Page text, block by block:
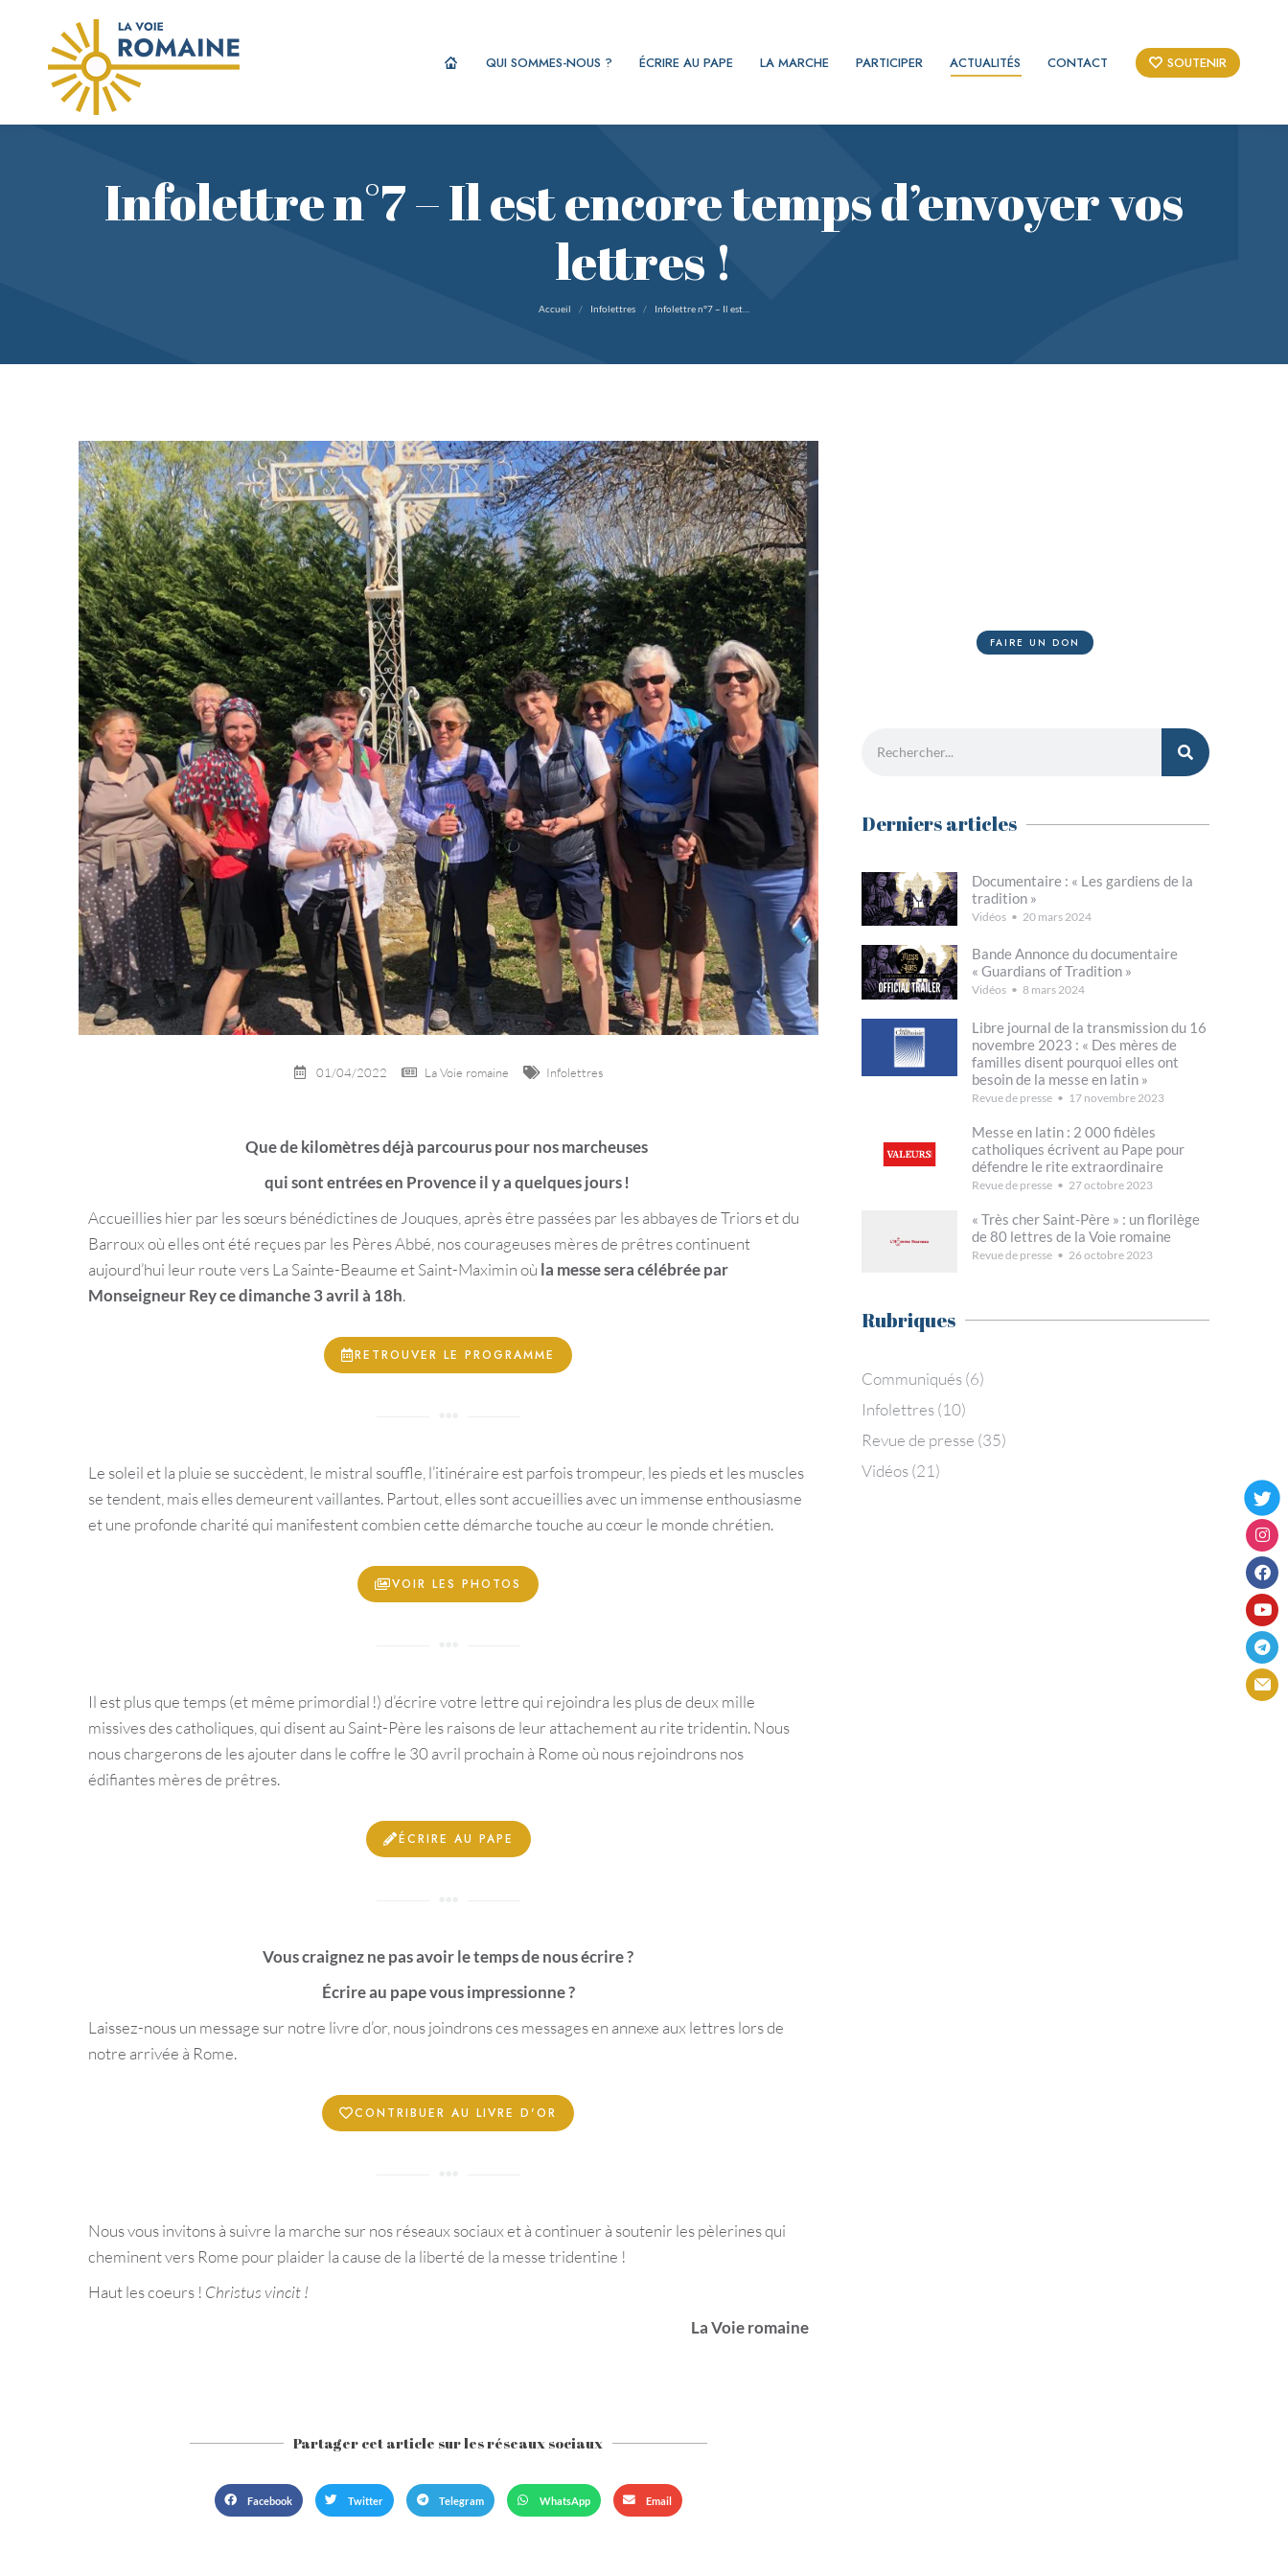
QUI SOMMES-NOUS ? ÉCRIRE AU PAPE LA MARCHE PARTICIPER ACTUALITÉS CONTACT SOUTENIR
Infolettre n°7 – Il est encore temps d’envoyer vos
lettres !
Vous êtes ici :
Accueil Infolettres Infolettre n°7 – Il est…
01/04/2022 La Voie romaine Infolettres
Que de kilomètres déjà parcourus pour nos marcheuses
qui sont entrées en Provence il y a quelques jours !
Accueillies hier par les sœurs bénédictines de Jouques, après être passées par les abbayes de Triors et du
Barroux où elles ont été reçues par les Pères Abbé, nos courageuses mères de prêtres continuent
aujourd’hui leur route vers La Sainte-Beaume et Saint-Maximin où la messe sera célébrée par
Monseigneur Rey ce dimanche 3 avril à 18h.
RETROUVER LE PROGRAMME
Le soleil et la pluie se succèdent, le mistral souffle, l’itinéraire est parfois trompeur, les pieds et les muscles
se tendent, mais elles demeurent vaillantes. Partout, elles sont accueillies avec un immense enthousiasme
et une profonde charité qui manifestent combien cette démarche touche au cœur le monde chrétien.
VOIR LES PHOTOS
Il est plus que temps (et même primordial !) d’écrire votre lettre qui rejoindra les plus de deux mille
missives des catholiques, qui disent au Saint-Père les raisons de leur attachement au rite tridentin. Nous
nous chargerons de les ajouter dans le coffre le 30 avril prochain à Rome où nous rejoindrons nos
édifiantes mères de prêtres.
ÉCRIRE AU PAPE
Vous craignez ne pas avoir le temps de nous écrire ?
Écrire au pape vous impressionne ?
Laissez-nous un message sur notre livre d’or, nous joindrons ces messages en annexe aux lettres lors de
notre arrivée à Rome.
CONTRIBUER AU LIVRE D'OR
Nous vous invitons à suivre la marche sur nos réseaux sociaux et à continuer à soutenir les pèlerines qui
cheminent vers Rome pour plaider la cause de la liberté de la messe tridentine !
Haut les coeurs ! Christus vincit !
La Voie romaine
Partager cet article sur les réseaux sociaux​
Facebook Twitter Telegram WhatsApp Email
FAIRE UN DON
Derniers articles
Documentaire : « Les gardiens de la
tradition »
Vidéos 20 mars 2024
Bande Annonce du documentaire
« Guardians of Tradition »
Vidéos 8 mars 2024
Libre journal de la transmission du 16
novembre 2023 : « Des mères de
familles disent pourquoi elles ont
besoin de la messe en latin »
Revue de presse 17 novembre 2023
Messe en latin : 2 000 fidèles
catholiques écrivent au Pape pour
défendre le rite extraordinaire
Revue de presse 27 octobre 2023
« Très cher Saint-Père » : un florilège
de 80 lettres de la Voie romaine
Revue de presse 26 octobre 2023
Rubriques
Communiqués (6)
Infolettres (10)
Revue de presse (35)
Vidéos (21)